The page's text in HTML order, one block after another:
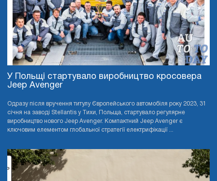
У Польщі стартувало виробництво кросовера
Jeep Avenger
Одразу після вручення титулу Європейського автомобіля року 2023, 31
січня на заводі Stellantis у Тихи, Польща, стартувало регулярне
виробництво нового Jeep Avenger. Компактний Jeep Avenger є
ключовим елементом глобальної стратегії електрифікації ...